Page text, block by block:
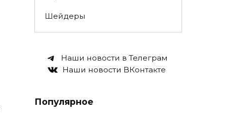
Шейдеры
Наши новости в Телеграм
Наши новости ВКонтакте
Популярное